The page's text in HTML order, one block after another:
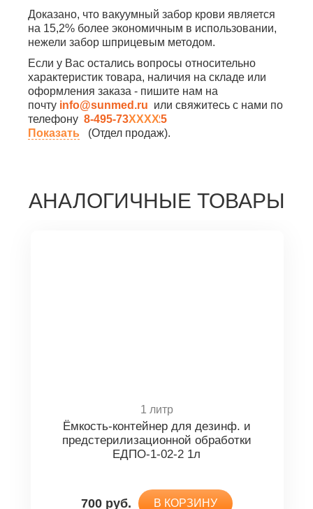
Доказано, что вакуумный забор крови является
на 15,2% более экономичным в использовании,
нежели забор шприцевым методом.
Если у Вас остались вопросы относительно
характеристик товара, наличия на складе или
оформления заказа - пишите нам на
почту info@sunmed.ru или свяжитесь с нами по
телефону 8-495-730-90-25
Показать (Отдел продаж).
АНАЛОГИЧНЫЕ ТОВАРЫ
1 литр
Ёмкость-контейнер для дезинф. и
предстерилизационной обработки
ЕДПО-1-02-2 1л
700 руб. В КОРЗИНУ